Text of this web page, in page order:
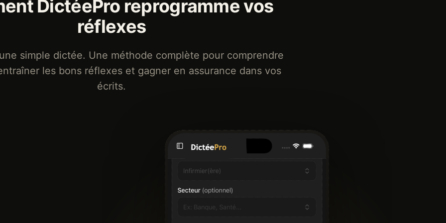
DictéePro reprogramme vos
réflexes
simple dictée. Une méthode complète pour comprendre
les bons réflexes et gagner en assurance dans vos
écrits.